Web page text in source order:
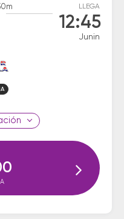
LLEGA
12:45
Junin